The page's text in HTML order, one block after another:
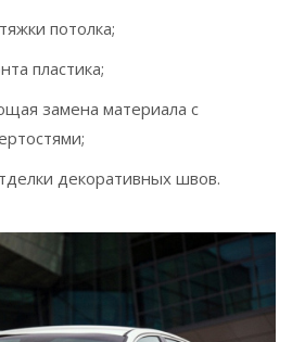
потолка;
пластика;
замена материала с
декоративных швов.